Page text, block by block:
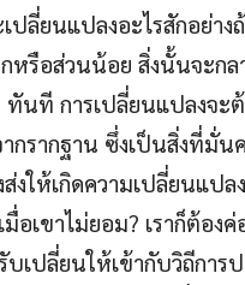
ปลี่ยนแปลงอะไรสักอย่าง
หรือส่วนน้อย สิ่งนั้นจะกล
นที การเปลี่ยนแปลงจะต้
รากฐาน ซึ่งเป็นสิ่งที่มั่น
งให้เกิดความเปลี่ยนแปล
มื่อเขาไม่ยอม? เราก็ต้อง
เปลี่ยนให้เข้ากับวิถีการ